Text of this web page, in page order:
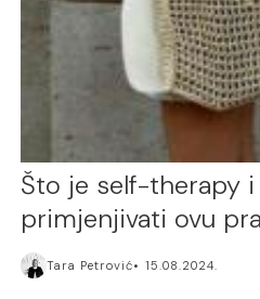
Što je self-therapy i
primjenjivati ovu
Tara Petrović 15.08.2024.